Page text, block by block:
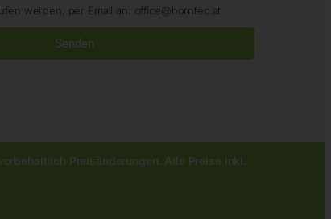
werden, per Email an: office@horntec.at
Senden
Preisänderungen. Alle Preise inkl.